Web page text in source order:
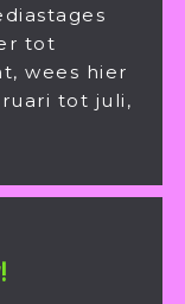
tot
wees hier
tot juli,